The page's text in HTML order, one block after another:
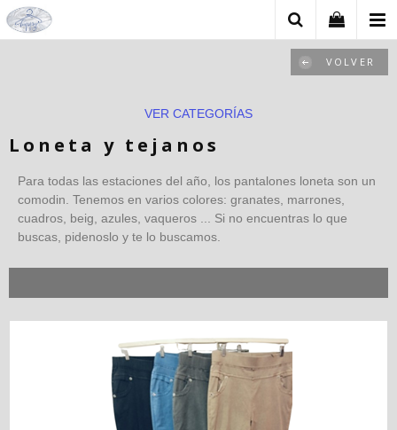
VOLVER
VER CATEGORÍAS
Loneta y tejanos
Para todas las estaciones del año, los pantalones loneta son un
comodin. Tenemos en varios colores: granates, marrones,
cuadros, beig, azules, vaqueros ... Si no encuentras lo que
buscas, pidenoslo y te lo buscamos.